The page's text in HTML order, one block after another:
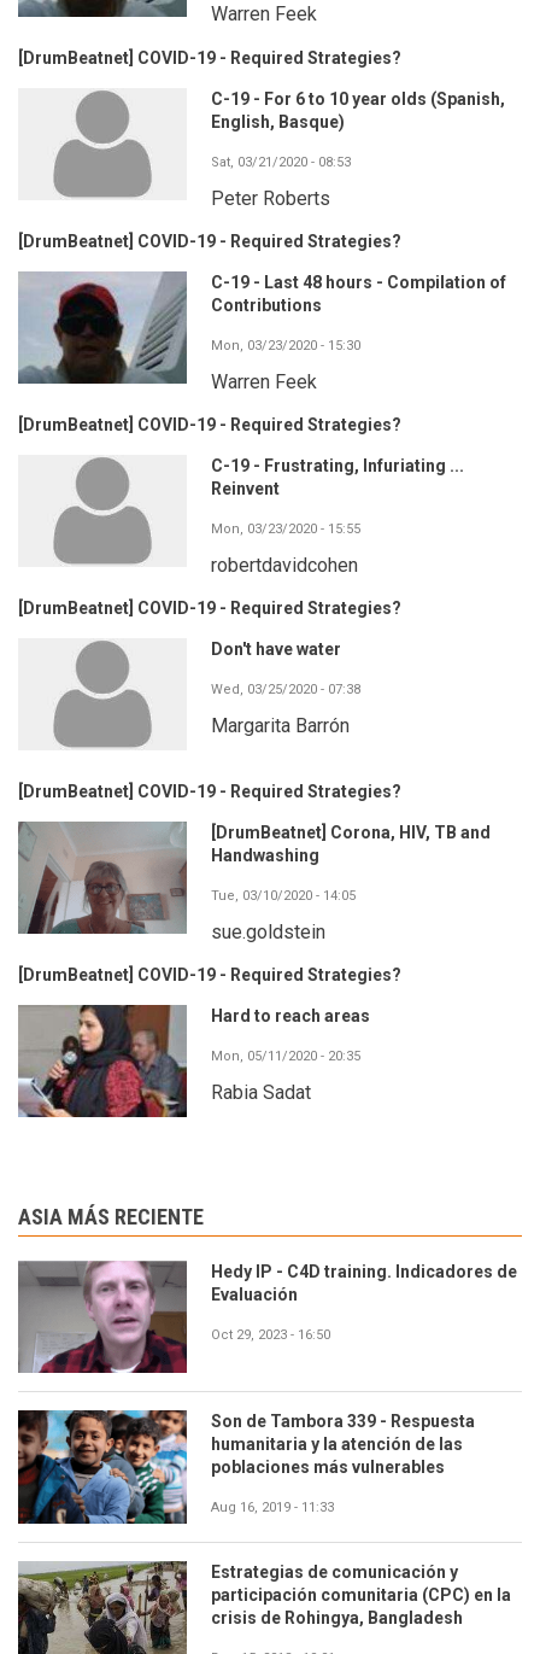
Warren Feek
[DrumBeatnet] COVID-19 - Required Strategies?
C-19 - For 6 to 10 year olds (Spanish,
English, Basque)
Sat, 03/21/2020 - 08:53
Peter Roberts
[DrumBeatnet] COVID-19 - Required Strategies?
C-19 - Last 48 hours - Compilation of
Contributions
Mon, 03/23/2020 - 15:30
Warren Feek
[DrumBeatnet] COVID-19 - Required Strategies?
C-19 - Frustrating, Infuriating ...
Reinvent
Mon, 03/23/2020 - 15:55
robertdavidcohen
[DrumBeatnet] COVID-19 - Required Strategies?
Don't have water
Wed, 03/25/2020 - 07:38
Margarita Barrón
[DrumBeatnet] COVID-19 - Required Strategies?
[DrumBeatnet] Corona, HIV, TB and
Handwashing
Tue, 03/10/2020 - 14:05
sue.goldstein
[DrumBeatnet] COVID-19 - Required Strategies?
Hard to reach areas
Mon, 05/11/2020 - 20:35
Rabia Sadat
ASIA MÁS RECIENTE
Hedy IP - C4D training. Indicadores de
Evaluación
Oct 29, 2023 - 16:50
Son de Tambora 339 - Respuesta
humanitaria y la atención de las
poblaciones más vulnerables
Aug 16, 2019 - 11:33
Estrategias de comunicación y
participación comunitaria (CPC) en la
crisis de Rohingya, Bangladesh